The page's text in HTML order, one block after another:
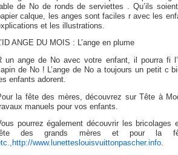
de No de ronds de serviettes . Qu’ils
calque, les anges sont faciles r avec les
et les illustrations.
ANGE DU MOIS : L’ange en plume
un ange de No avec votre enfant, il pourra fi
de No ! L’ange de No a toujours un petit c
enfants adorent.
la fête des mères, découvrez sur Tête à
manuels pour vos enfants.
pourrez également découvrir les
des grands mères et pour la
www.lunetteslouisvuittonpascher.info.